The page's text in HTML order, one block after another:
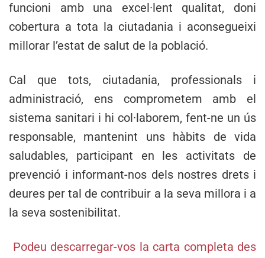
funcioni amb una excel·lent qualitat, doni
cobertura a tota la ciutadania i aconsegueixi
millorar l’estat de salut de la població.
Cal que tots, ciutadania, professionals i
administració, ens comprometem amb el
sistema sanitari i hi col·laborem, fent-ne un ús
responsable, mantenint uns hàbits de vida
saludables, participant en les activitats de
prevenció i informant-nos dels nostres drets i
deures per tal de contribuir a la seva millora i a
la seva sostenibilitat.
Podeu descarregar-vos la carta completa des